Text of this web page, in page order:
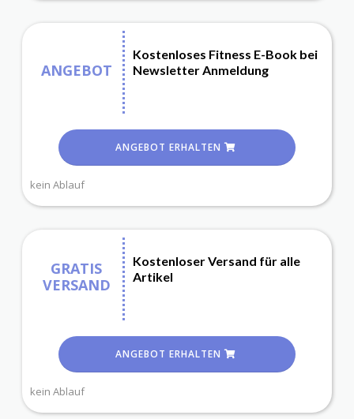
ANGEBOT
Kostenloses Fitness E-Book bei
Newsletter Anmeldung
ANGEBOT ERHALTEN
kein Ablauf
GRATIS
VERSAND
Kostenloser Versand für alle
Artikel
ANGEBOT ERHALTEN
kein Ablauf